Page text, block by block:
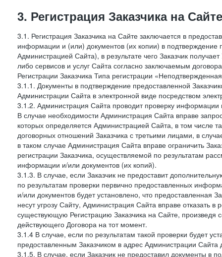
3. Регистрация Заказчика на Сайте
3.1. Регистрация Заказчика на Сайте заключается в
информации и (или) документов (их копии) в
Администрацией Сайта), в результате чего Заказчик
либо сервисов и услуг Сайта согласно заключаемым
Регистрации Заказчика Типа регистрации
3.1.1. Документы в подтверждение предоставленной
Администрации Сайта в электронной виде посредством
3.1.2. Администрация Сайта проводит проверку информации
В случае необходимости Администрация Сайта вправе
которых определяется Администрацией Сайта, в том числе
договорных отношений Заказчика с третьими лицами, в
в таком случае Администрация Сайта вправе ограничить
регистрации Заказчика, осуществляемой по результатам
информации и/или документов (их копий).
3.1.3. В случае, если Заказчик не предоставит
по результатам проверки первично предоставленных
и/или документов будет установлено, что предоставленная
несут угрозу Сайту, Администрация Сайта вправе отказать
существующую Регистрацию Заказчика на Сайте, произведя
действующего Договора на тот момент.
3.1.4 В случае, если по результатам такой проверки будет
предоставленным Заказчиком в адрес Администрации
3.1.5. В случае, если Заказчик не предоставил документы в